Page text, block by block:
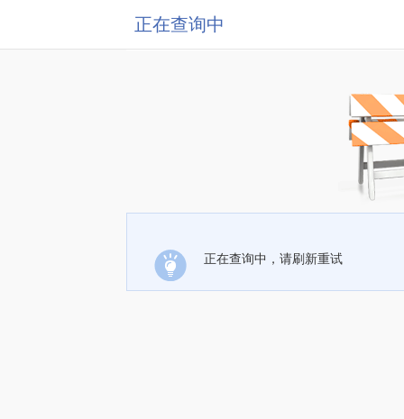
正在查询中
正在查询中，请刷新重试